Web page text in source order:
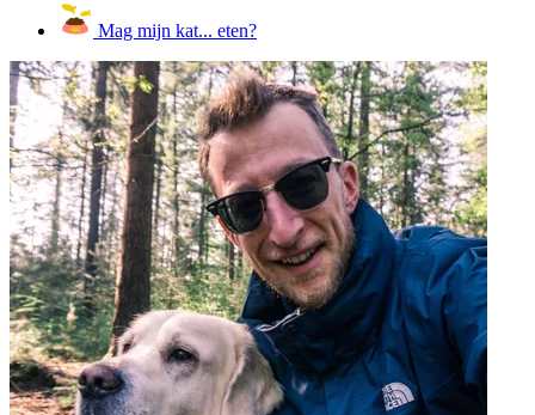
Mag mijn kat... eten?